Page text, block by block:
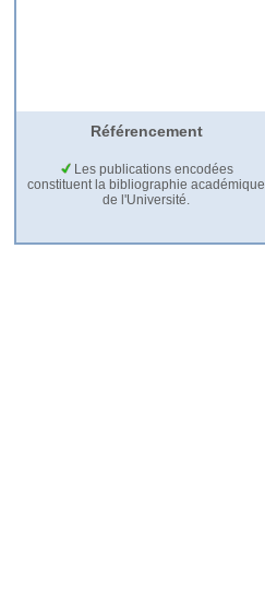
Référencement
Les publications encodées
constituent la bibliographie académique
de l'Université.